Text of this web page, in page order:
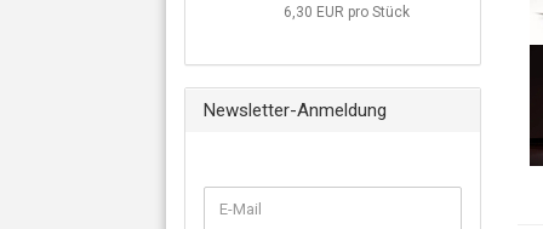
6,30 EUR pro Stück
Newsletter-Anmeldung